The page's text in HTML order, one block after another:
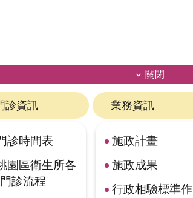
關閉
診資訊
診時間表
園區衛生所各
診流程
業務資訊
施政計畫
施政成果
行政相驗標準作